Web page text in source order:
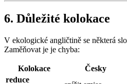
6. Důležité kolokace
V ekologické angličtině se některá
Zaměňovat je je chyba:
Kolokace Česky
reduce